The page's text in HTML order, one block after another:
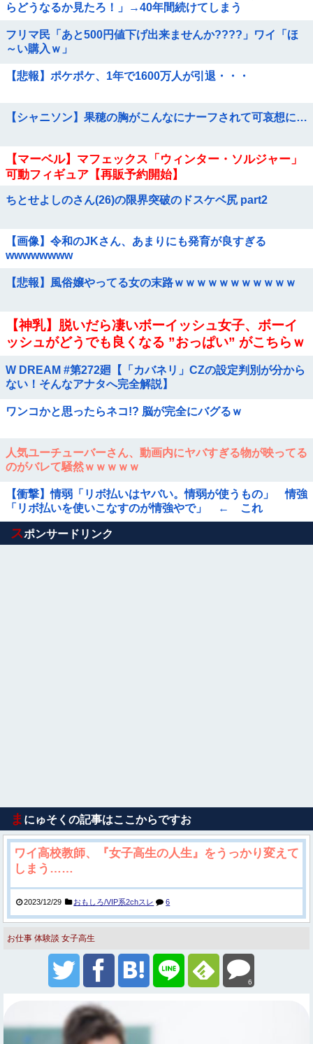
らどうなるか見たろ！」→40年間続けてしまう
フリマ民「あと500円値下げ出来ませんか????」ワイ「ほ
～い購入ｗ」
【悲報】ポケポケ、1年で1600万人が引退・・・
【シャニソン】果穂の胸がこんなにナーフされて可哀想に…
【マーベル】マフェックス「ウィンター・ソルジャー」
可動フィギュア【再販予約開始】
ちとせよしのさん(26)の限界突破のドスケベ尻 part2
【画像】令和のJKさん、あまりにも発育が良すぎる
wwwwwwww
【悲報】風俗嬢やってる女の末路ｗｗｗｗｗｗｗｗｗｗｗ
【神乳】脱いだら凄いボーイッシュ女子、ボーイ
ッシュがどうでも良くなる ”おっぱい” がこちらｗ
W DREAM #第272廻【「カバネリ」CZの設定判別が分から
ない！そんなアナタへ完全解説】
ワンコかと思ったらネコ!? 脳が完全にバグるｗ
人気ユーチューバーさん、動画内にヤバすぎる物が映ってる
のがバレて騒然ｗｗｗｗｗ
【衝撃】情弱「リボ払いはヤバい。情弱が使うもの」 情強
「リボ払いを使いこなすのが情強やで」 ← これ
Powered by livedoor 相互RSS
スポンサードリンク
ま にゅそくの記事はここからですお
ワイ高校教師、『女子高生の人生』をうっかり変えて
しまう……
2023/12/29 おもしろ/VIP系2chスレ 6
お仕事 体験談 女子高生
6